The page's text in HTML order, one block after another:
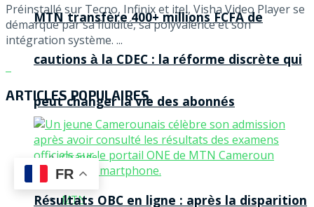
MTN transfère 400+ millions FCFA de
cautions à la CDEC : la réforme discrète qui
peut changer la vie des abonnés
Orange
MTN
Préinstallé sur Tecno, Infinix et itel, Visha Video Player se
démarque par sa fluidité, sa polyvalence et son
intégration système. ...
ARTICLES POPULAIRES
Résultats OBC en ligne : après la disparition
FR